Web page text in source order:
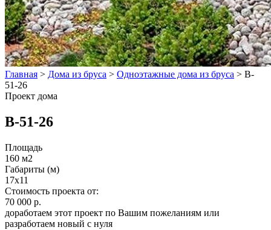
Главная > Дома из бруса > Одноэтажные дома из бруса > B-
51-26
Проект дома
B-51-26
Площадь
160 м2
Габариты (м)
17х11
Стоимость проекта от:
70 000 р.
доработаем этот проект по Вашим пожеланиям или
разработаем новый с нуля